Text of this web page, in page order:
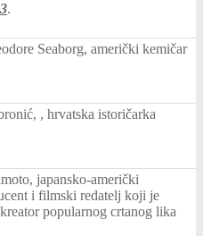
.
Seaborg, američki kemičar
, hrvatska istoričarka
japansko-američki
i filmski redatelj koji je
popularnog crtanog lika